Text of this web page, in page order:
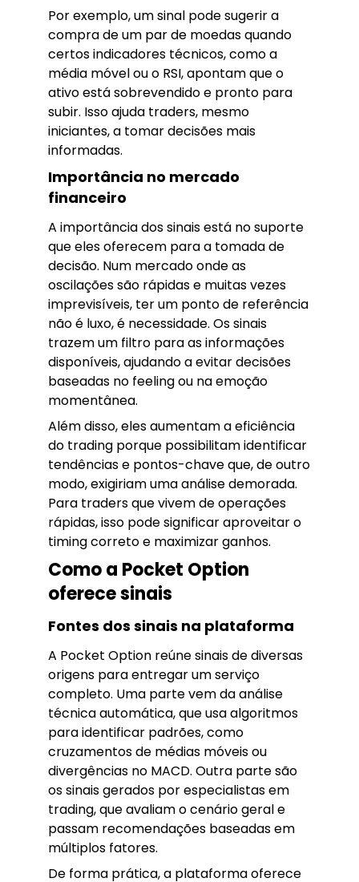
Por exemplo, um sinal pode sugerir a
compra de um par de moedas quando
certos indicadores técnicos, como a
média móvel ou o RSI, apontam que o
ativo está sobrevendido e pronto para
subir. Isso ajuda traders, mesmo
iniciantes, a tomar decisões mais
informadas.
Importância no mercado
financeiro
A importância dos sinais está no suporte
que eles oferecem para a tomada de
decisão. Num mercado onde as
oscilações são rápidas e muitas vezes
imprevisíveis, ter um ponto de referência
não é luxo, é necessidade. Os sinais
trazem um filtro para as informações
disponíveis, ajudando a evitar decisões
baseadas no feeling ou na emoção
momentânea.
Além disso, eles aumentam a eficiência
do trading porque possibilitam identificar
tendências e pontos-chave que, de outro
modo, exigiriam uma análise demorada.
Para traders que vivem de operações
rápidas, isso pode significar aproveitar o
timing correto e maximizar ganhos.
Como a Pocket Option
oferece sinais
Fontes dos sinais na plataforma
A Pocket Option reúne sinais de diversas
origens para entregar um serviço
completo. Uma parte vem da análise
técnica automática, que usa algoritmos
para identificar padrões, como
cruzamentos de médias móveis ou
divergências no MACD. Outra parte são
os sinais gerados por especialistas em
trading, que avaliam o cenário geral e
passam recomendações baseadas em
múltiplos fatores.
De forma prática, a plataforma oferece